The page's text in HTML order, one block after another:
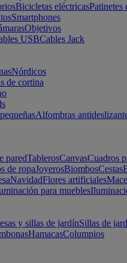
Bicicletas eléctricasPatinetes
Smartphones
Objetivos
USBCables Jack
Nórdicos
de cortina
Alfombras
paredTablerosCanvasCuadros
de ropaJoyerosBiombosCestas
NavidadFlores artificiales
para muebles
y sillas de jardínSillas de
HamacasColumpios